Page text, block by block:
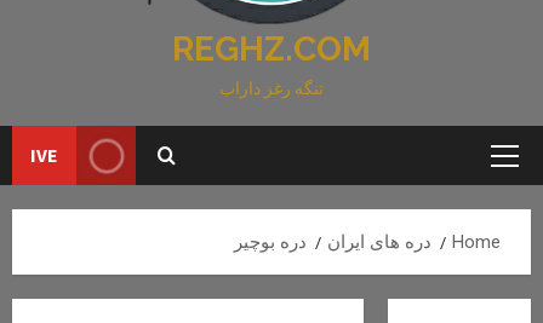
REGHZ.COM
تنگه رغز داراب
Primary
IVE
Home دره های ایران دره بوچیر